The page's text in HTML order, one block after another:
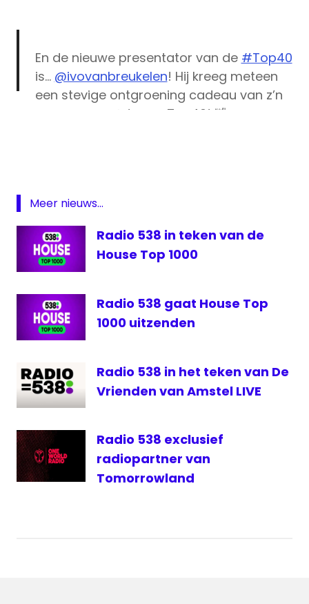
En de nieuwe presentator van de #Top40
is… @ivovanbreukelen! Hij kreeg meteen
een stevige ontgroening cadeau van z’n
voorganger @JeroenTop40! 🤣 >
538
top
Meer nieuws...
Radio 538 in teken van de
House Top 1000
Radio 538 gaat House Top
1000 uitzenden
Radio 538 in het teken van De
Vrienden van Amstel LIVE
Radio 538 exclusief
radiopartner van
Tomorrowland